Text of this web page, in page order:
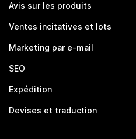
Avis sur les produits
Ventes incitatives et lots
Marketing par e-mail
SEO
Expédition
Devises et traduction